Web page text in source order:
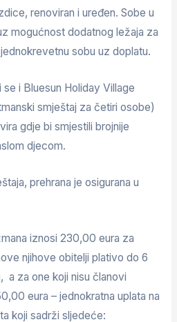
renoviran i uređen. Sobe u
mogućnost dodatnog ležaja za
sobu uz doplatu.
i Bluesun Holiday Village
smještaj za četiri osobe)
gdje bi smjestili brojnije
djecom.
prehrana je osigurana u
iznosi 230,00 eura za
njihove obitelji plativo do 6
a za one koji nisu članovi
eura – jednokratna uplata na
koji sadrži sljedeće: